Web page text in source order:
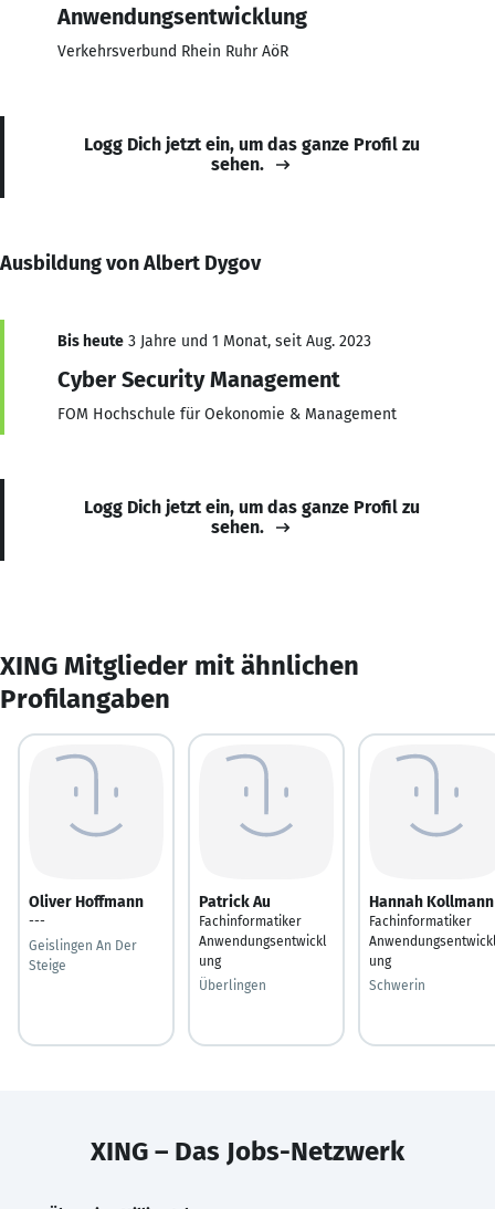
Anwendungsentwicklung
Verkehrsverbund Rhein Ruhr AöR
Logg Dich jetzt ein, um das ganze Profil zu
sehen.
Ausbildung von Albert Dygov
Bis heute 3 Jahre und 1 Monat, seit Aug. 2023
Cyber Security Management
FOM Hochschule für Oekonomie & Management
Logg Dich jetzt ein, um das ganze Profil zu
sehen.
XING Mitglieder mit ähnlichen
Profilangaben
Oliver Hoffmann
---
Geislingen An Der
Steige
Patrick Au
Fachinformatiker
Anwendungsentwickl
ung
Überlingen
Hannah Kollmann
Fachinformatiker
ung
Schwerin
XING – Das Jobs-Netzwerk